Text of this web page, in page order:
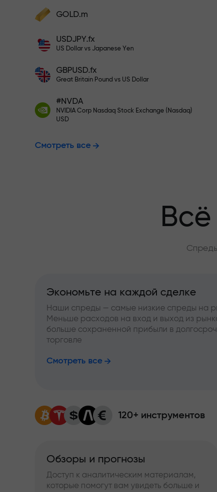
Пополните счёт — и получите бонус в
X1000 — это не опечатка. Чем больше
депозит, тем выше множитель.
Пополните на $333 —
Торгуйте
Бонус до
GOLD.m
USDJPY.fx
US Dollar vs Japanese Yen
GBPUSD.fx
Great Britain Pound vs US Dollar
#NVDA
NVIDIA Corp Nasdaq Stock Exchange (Nasdaq)
USD
Смотреть все
Экономьте на каждой сделке
Наши спреды — самые низкие спреды на
Меньше расходов на вход и выход из
больше сохраненной прибыли в
торговле
Смотреть все
120+ инструментов
Обзоры и прогнозы
Доступ к аналитическим материалам,
которые помогут вам увидеть больше и